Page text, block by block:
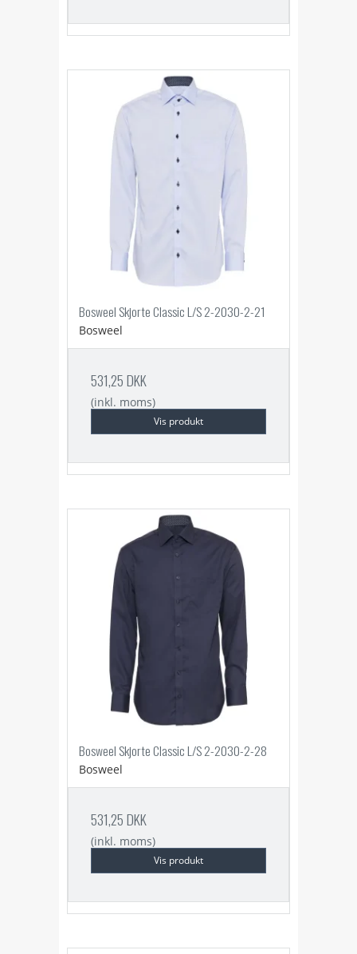
Bosweel Skjorte Classic L/S 2-2030-2-21
Bosweel
531,25 DKK
(inkl. moms)
Vis produkt
Bosweel Skjorte Classic L/S 2-2030-2-28
Bosweel
531,25 DKK
(inkl. moms)
Vis produkt